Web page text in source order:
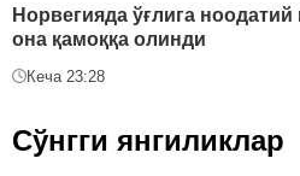
Норвегияда ўғлига ноодатий
она қамоққа олинди
Кеча 23:28
Сўнгги янгиликлар